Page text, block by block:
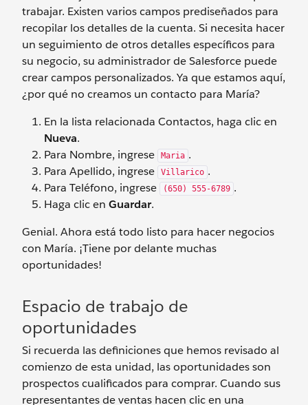
trabajar. Existen varios campos prediseñados para
recopilar los detalles de la cuenta. Si necesita hacer
un seguimiento de otros detalles específicos para
su negocio, su administrador de Salesforce puede
crear campos personalizados. Ya que estamos aquí,
¿por qué no creamos un contacto para María?
En la lista relacionada Contactos, haga clic en
Nueva.
Para Nombre, ingrese
Maria .
Para Apellido, ingrese
Villarico .
Para Teléfono, ingrese
(650) 555-6789 .
Haga clic en Guardar.
Genial. Ahora está todo listo para hacer negocios
con María. ¡Tiene por delante muchas
oportunidades!
Espacio de trabajo de
oportunidades
Si recuerda las definiciones que hemos revisado al
comienzo de esta unidad, las oportunidades son
prospectos cualificados para comprar. Cuando sus
representantes de ventas hacen clic en una